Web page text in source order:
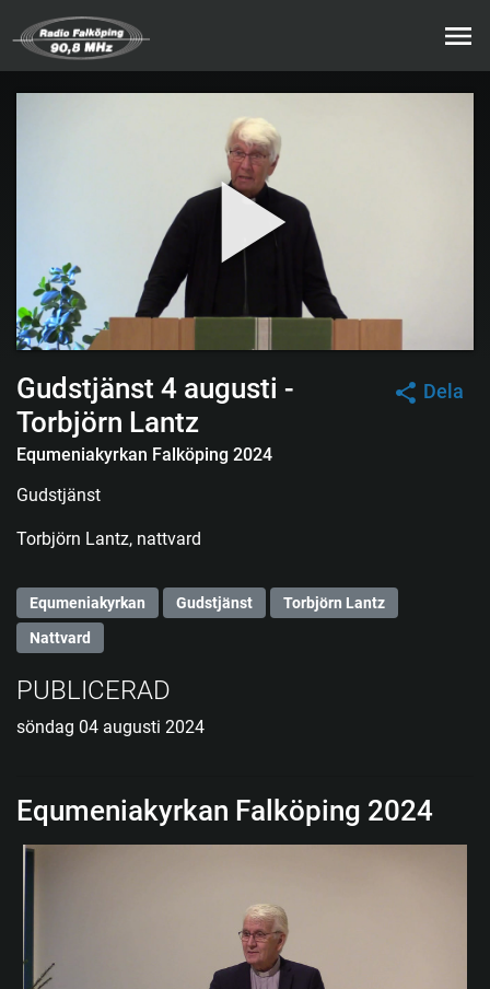
Dela
Gudstjänst 4 augusti -
Torbjörn Lantz
Equmeniakyrkan Falköping 2024
Gudstjänst
Torbjörn Lantz, nattvard
Equmeniakyrkan Gudstjänst
Torbjörn Lantz
Nattvard
PUBLICERAD
söndag 04 augusti 2024
Equmeniakyrkan Falköping 2024